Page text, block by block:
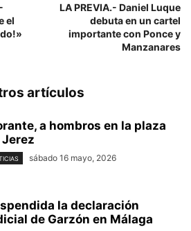
el
LA PREVIA.- Daniel Luque
debuta en un cartel
importante con Ponce y
Manzanares
artículos
a hombros en la plaza
Jerez
sábado 16 mayo, 2026
la declaración
de Garzón en Málaga